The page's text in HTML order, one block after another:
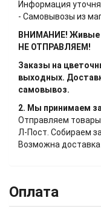
Информация
- Самовывозы из
ВНИМАНИЕ! Живые
НЕ ОТПРАВЛЯЕМ!
Заказы на
выходных.
самовывоз.
2. Мы принимаем
Отправляем
Л-Пост. Собираем
Возможна
Оплата